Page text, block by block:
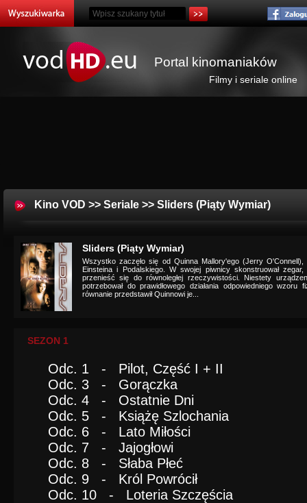
Portal kinomaniaków
Filmy i seriale online
Kino VOD >> Seriale >> Sliders (Piąty Wymiar)
Sliders (Piąty Wymiar)
Wszystko zaczęło się od Quinna Mallory'ego (Jerry
Einsteina i Podalskiego. W swojej piwnicy skonstruował
przenieść się do równoległej rzeczywistości. Niestety
potrzebował do prawidłowego działania odpowiedniego wzoru
równanie przedstawił Quinnowi je...
SEZON 1
Odc. 1 - Pilot, Część I + II
Odc. 3 - Gorączka
Odc. 4 - Ostatnie Dni
Odc. 5 - Książę Szlochania
Odc. 6 - Lato Miłości
Odc. 7 - Jajogłowi
Odc. 8 - Słaba Płeć
Odc. 9 - Król Powrócił
Odc. 10 - Loteria Szczęścia